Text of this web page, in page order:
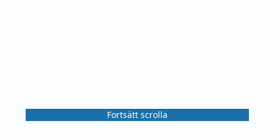
Fortsätt scrolla